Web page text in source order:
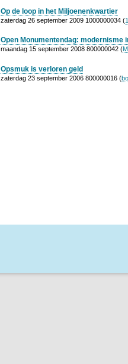
Op de loop in het Miljoenenkwartier
zaterdag 26 september 2009 1000000034 (
Open Monumentendag: modernisme
maandag 15 september 2008 800000042 (
Opsmuk is verloren geld
zaterdag 23 september 2006 800000016 (